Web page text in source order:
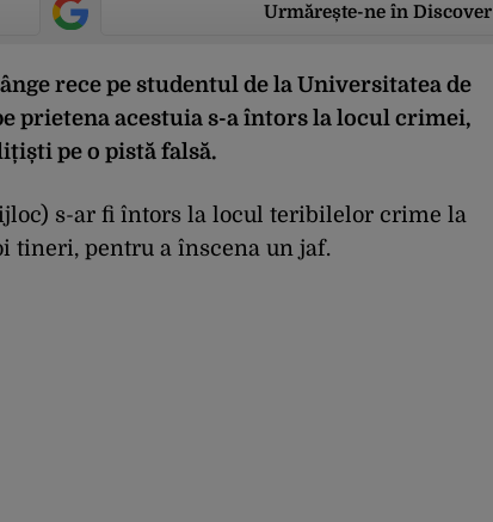
Urmărește-ne în Discover
rece pe studentul de la Universitatea de
prietena acestuia s-a întors la locul crimei,
pe o pistă falsă.
s-ar fi întors la locul teribilelor crime la
tineri, pentru a înscena un jaf.